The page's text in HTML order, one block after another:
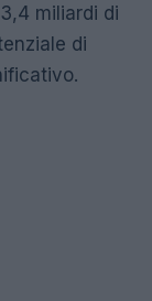
miliardi di
di